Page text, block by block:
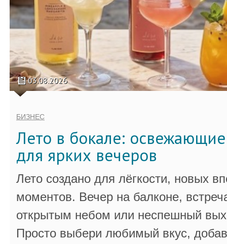
03.08.2026
БИЗНЕС
Лето в бокале:
для ярких вечеров
Лето создано для лёгкости, новых
моментов. Вечер на балконе,
открытым небом или неспешный
Просто выбери любимый вкус,